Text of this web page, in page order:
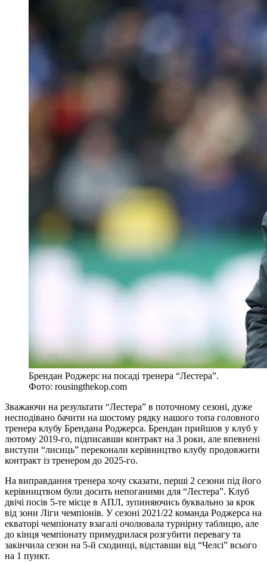
Брендан Роджерс на посаді тренера “Лестера”.
Фото: rousingthekop.com
Зважаючи на результати “Лестера” в поточному сезоні, дуже
несподівано бачити на шостому рядку нашого топа головного
тренера клубу Брендана Роджерса. Брендан прийшов у клуб у
лютому 2019-го, підписавши контракт на 3 роки, але впевнені
виступи “лисиць” переконали керівництво клубу продовжити
контракт із тренером до 2025-го.
На виправдання тренера хочу сказати, перші 2 сезони під його
керівництвом були досить непоганими для “Лестера”. Клуб
двічі посів 5-те місце в АПЛ, зупиняючись буквально за крок
від зони Ліги чемпіонів. У сезоні 2021/22 команда Роджерса на
екваторі чемпіонату взагалі очолювала турнірну таблицю, але
до кінця чемпіонату примудрилася розгубити перевагу та
закінчила сезон на 5-й сходинці, відставши від “Челсі” всього
на 1 пункт.